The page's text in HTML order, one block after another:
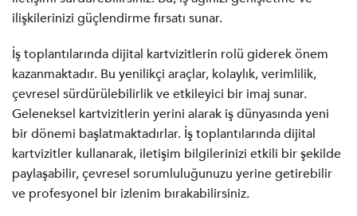
ilişkilerinizi güçlendirme fırsatı sunar.
İş toplantılarında dijital kartvizitlerin rolü giderek önem
kazanmaktadır. Bu yenilikçi araçlar, kolaylık, verimlilik,
çevresel sürdürülebilirlik ve etkileyici bir imaj sunar.
Geleneksel kartvizitlerin yerini alarak iş dünyasında yeni
bir dönemi başlatmaktadırlar. İş toplantılarında dijital
kartvizitler kullanarak, iletişim bilgilerinizi etkili bir şekilde
paylaşabilir, çevresel sorumluluğunuzu yerine getirebilir
ve profesyonel bir izlenim bırakabilirsiniz.